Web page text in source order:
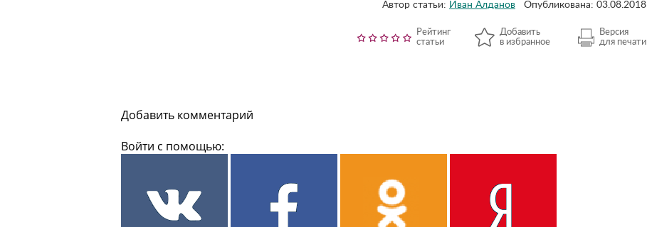
Автор статьи: Иван Алданов Опубликована: 03.08.2018
Рейтинг
статьи
Добавить
в избранное
Версия
для печати
Добавить комментарий
Войти с помощью: